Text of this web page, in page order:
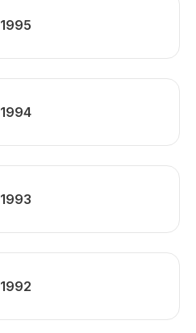
1995
1994
1993
1992